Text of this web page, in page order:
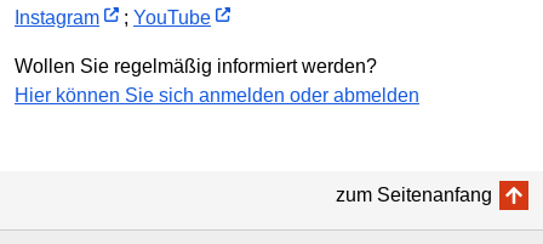
Instagram
; YouTube
Wollen Sie regelmäßig informiert werden?
Hier können Sie sich anmelden oder abmelden
zum Seitenanfang